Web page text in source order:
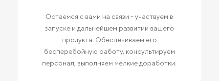
Остаемся с вами на связи - участвуем в
запуске и дальнейшем развитии вашего
продукта. Обеспечиваем его
бесперебойную работу, консультируем
персонал, выполняем мелкие доработки.